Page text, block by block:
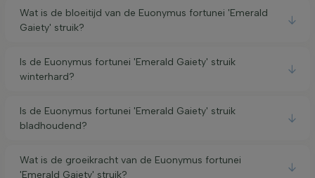
Wat is de bloeitijd van de Euonymus fortunei 'Emerald
Gaiety' struik?
Is de Euonymus fortunei 'Emerald Gaiety' struik
winterhard?
Is de Euonymus fortunei 'Emerald Gaiety' struik
bladhoudend?
Wat is de groeikracht van de Euonymus fortunei
'Emerald Gaiety' struik?